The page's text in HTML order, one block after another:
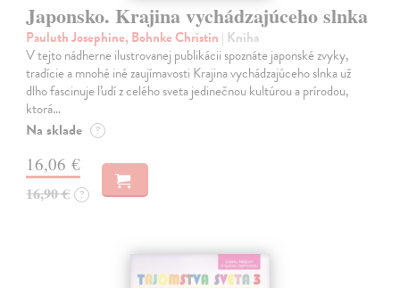
Japonsko. Krajina vychádzajúceho slnka
Pauluth Josephine, Bohnke Christin | Kniha
V tejto nádherne ilustrovanej publikácii spoznáte japonské zvyky,
tradície a mnohé iné zaujímavosti Krajina vychádzajúceho slnka už
dlho fascinuje ľudí z celého sveta jedinečnou kultúrou a prírodou,
ktorá…
Na sklade ?
16,06 €
16,90 € ?